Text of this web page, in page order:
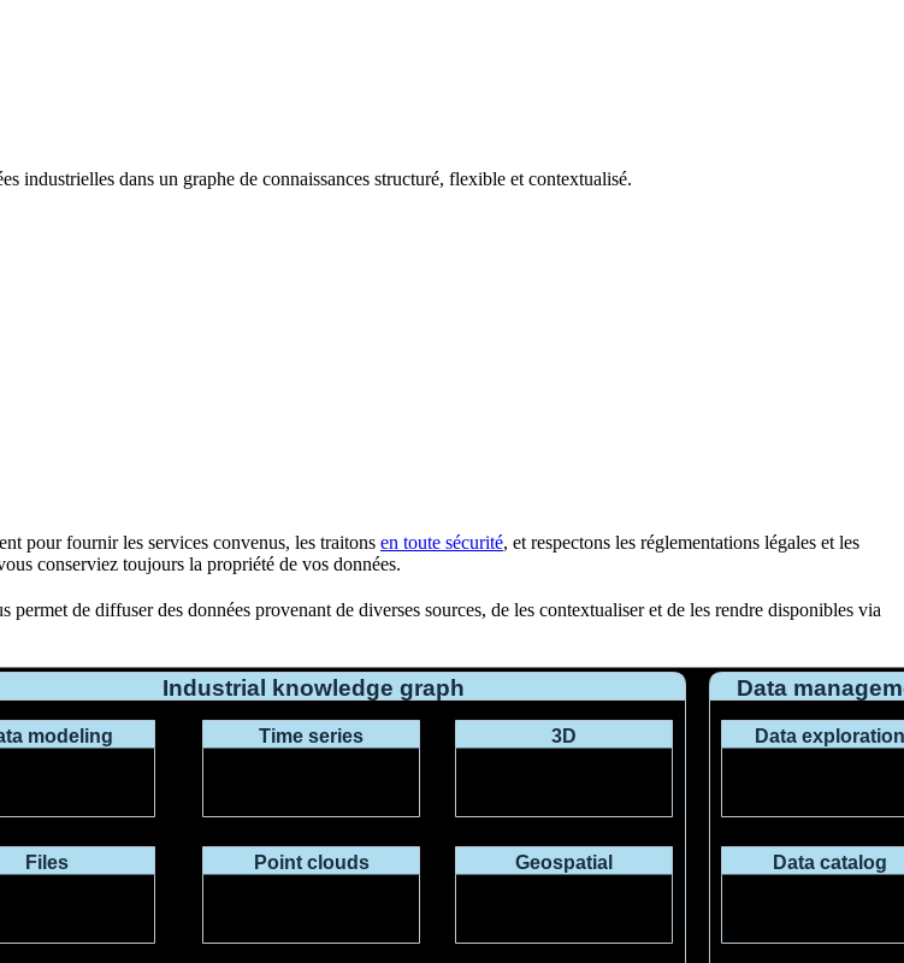
dans un graphe de connaissances structuré, flexible et contextualisé.
pour fournir les services convenus, les traitons en toute sécurité, et respectons les réglementations légales et les
conserviez toujours la propriété de vos données.
permet de diffuser des données provenant de diverses sources, de les contextualiser et de les rendre disponibles via